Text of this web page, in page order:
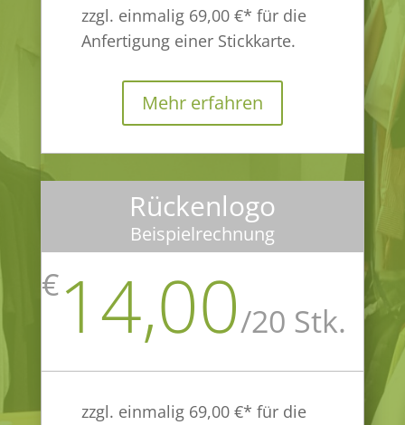
zzgl. einmalig 69,00 €* für die
Anfertigung einer Stickkarte.
Mehr erfahren
Rückenlogo
Beispielrechnung
€14,00/20 Stk.
zzgl. einmalig 69,00 €* für die